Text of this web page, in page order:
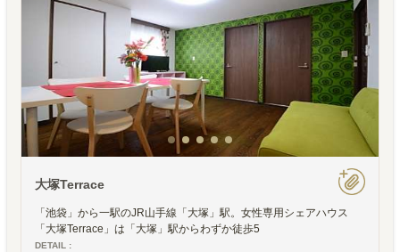
大塚Terrace
「池袋」から一駅のJR山手線「大塚」駅。女性専用シェアハウス
「大塚Terrace」は「大塚」駅からわずか徒歩5
DETAIL :